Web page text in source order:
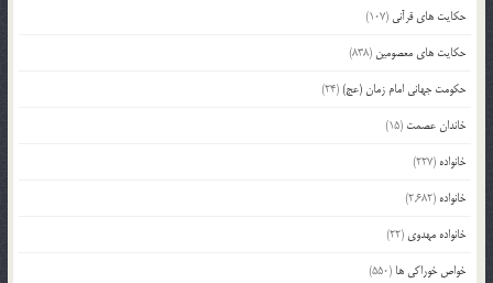
حکایت های قرآنی (107)
حکایت های معصومین (838)
حکومت جهانی امام زمان (عج)(24)
خاندان عصمت (15)
خانواده (227)
خانواده (2,682)
خانواده مهدوی (22)
خواص خوراکی ها (550)